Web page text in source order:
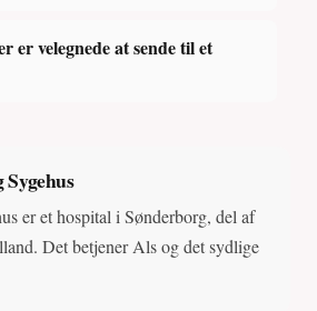
er velegnede at sende til et
er et hospital i Sønderborg, del af
Det betjener Als og det sydlige